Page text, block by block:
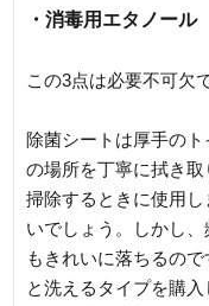
・消毒用エタノール
この3点は必要不可欠
除菌シートは厚手の
の場所を丁寧に拭き
掃除するときに使用
いでしょう。しかし
もきれいに落ちるの
と洗えるタイプを購